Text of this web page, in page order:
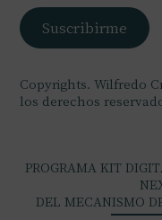
Copyrights. Wilfredo
los derechos
PROGRAMA KIT
DEL MECANISMO